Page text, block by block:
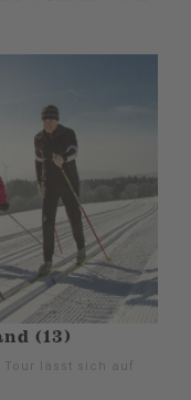
(13)
Tour lässt sich auf